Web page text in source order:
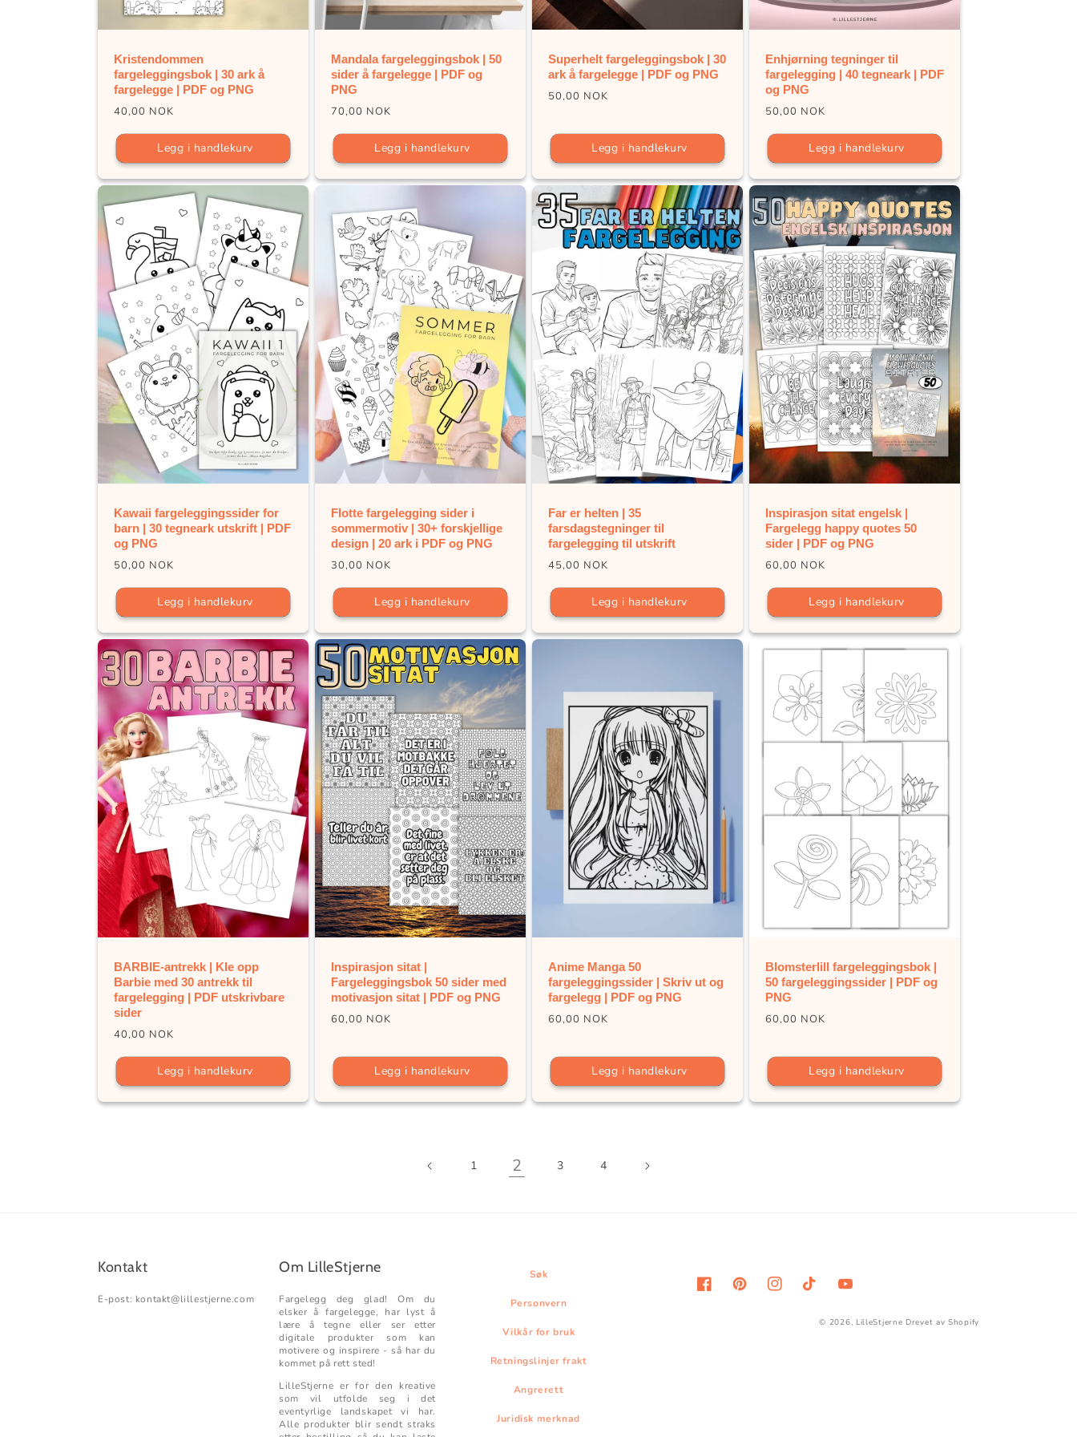
Kristendommen
fargeleggingsbok | 30 ark å
fargelegge | PDF og PNG
Vanlig
pris
40,00 NOK
Legg i handlekurv
Mandala fargeleggingsbok | 50
sider å fargelegge | PDF og
PNG
Vanlig
pris
70,00 NOK
Legg i handlekurv
Superhelt fargeleggingsbok | 30
ark å fargelegge | PDF og PNG
Vanlig
50,00 NOK
Legg i handlekurv
Enhjørning tegninger til
fargelegging | 40 tegneark | PDF
og PNG
Vanlig
pris
50,00 NOK
Legg i handlekurv
Kawaii fargeleggingssider for
barn | 30 tegneark utskrift | PDF
og PNG
Vanlig
pris
50,00 NOK
Legg i handlekurv
Flotte fargelegging sider i
sommermotiv | 30+ forskjellige
design | 20 ark i PDF og PNG
Vanlig
pris
30,00 NOK
Legg i handlekurv
Far er helten | 35
farsdagstegninger til
fargelegging til utskrift
Vanlig
pris
45,00 NOK
Legg i handlekurv
Inspirasjon sitat engelsk |
Fargelegg happy quotes 50
sider | PDF og PNG
Vanlig
pris
60,00 NOK
Legg i handlekurv
BARBIE-antrekk | Kle opp
Barbie med 30 antrekk til
fargelegging | PDF utskrivbare
sider
Vanlig
pris
40,00 NOK
Legg i handlekurv
Inspirasjon sitat |
Fargeleggingsbok 50 sider med
motivasjon sitat | PDF og PNG
Vanlig
60,00 NOK
Legg i handlekurv
Anime Manga 50
fargeleggingssider | Skriv ut og
fargelegg | PDF og PNG
Vanlig
60,00 NOK
Legg i handlekurv
Blomsterlill fargeleggingsbok |
50 fargeleggingssider | PDF og
PNG
Vanlig
60,00 NOK
Legg i handlekurv
1 2 3 4
Kontakt
E-post: kontakt@lillestjerne.com
Om LilleStjerne
Fargelegg deg glad! Om du
elsker å fargelegge, har lyst å
lære å tegne eller ser etter
digitale produkter som kan
motivere og inspirere - så har du
kommet på rett sted!
LilleStjerne er for den kreative
som vil utfolde seg i det
eventyrlige landskapet vi har.
Alle produkter blir sendt straks
Søk
Personvern
Vilkår for bruk
Retningslinjer frakt
Angrerett
Juridisk merknad
FacebookPinterestInstagramTikTok YouTube
© 2026, LilleStjerne Drevet av Shopify